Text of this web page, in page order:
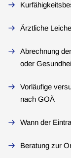
Ärztliche
Abrechnung
oder
Vorläufige
nach GOÄ
Wann der
Beratung zur